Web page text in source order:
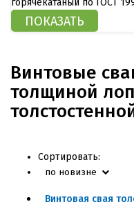
Винтовые
толщиной
Сортировать:
по новизне
Винтовая свая